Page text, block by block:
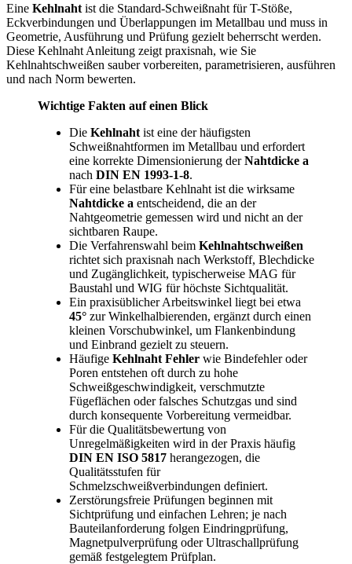
Eine Kehlnaht ist die Standard-Schweißnaht für T-Stöße,
Eckverbindungen und Überlappungen im Metallbau und muss in
Geometrie, Ausführung und Prüfung gezielt beherrscht werden.
Diese Kehlnaht Anleitung zeigt praxisnah, wie Sie
Kehlnahtschweißen sauber vorbereiten, parametrisieren, ausführen
und nach Norm bewerten.
Wichtige Fakten auf einen Blick
Die Kehlnaht ist eine der häufigsten
Schweißnahtformen im Metallbau und erfordert
eine korrekte Dimensionierung derNahtdicke a
nach DIN EN 1993-1-8.
Für eine belastbare Kehlnaht ist die wirksame
Nahtdicke a entscheidend, die an der
Nahtgeometrie gemessen wird und nicht an der
sichtbaren Raupe.
Die Verfahrenswahl beim Kehlnahtschweißen
richtet sich praxisnah nach Werkstoff, Blechdicke
und Zugänglichkeit, typischerweise MAG für
Baustahl und WIG für höchste Sichtqualität.
Ein praxisüblicher Arbeitswinkel liegt bei etwa
45° zur Winkelhalbierenden, ergänzt durch einen
kleinen Vorschubwinkel, um Flankenbindung
und Einbrand gezielt zu steuern.
Häufige Kehlnaht Fehler wie Bindefehler oder
Poren entstehen oft durch zu hohe
Schweißgeschwindigkeit, verschmutzte
Fügeflächen oder falsches Schutzgas und sind
durch konsequente Vorbereitung vermeidbar.
Für die Qualitätsbewertung von
Unregelmäßigkeiten wird in der Praxis häufig
DIN EN ISO 5817 herangezogen, die
Qualitätsstufen für
Schmelzschweißverbindungen definiert.
Zerstörungsfreie Prüfungen beginnen mit
Sichtprüfung und einfachen Lehren; je nach
Bauteilanforderung folgen Eindringprüfung,
Magnetpulverprüfung oder Ultraschallprüfung
gemäß festgelegtem Prüfplan.